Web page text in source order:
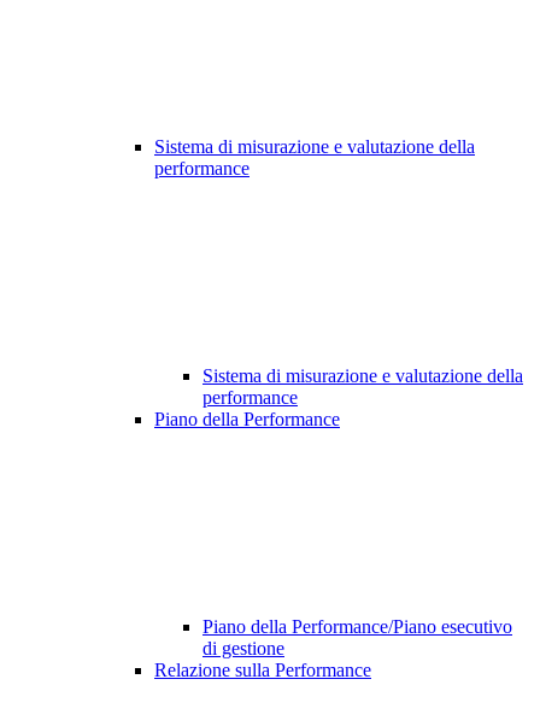
Sistema di misurazione e valutazione della
performance
Sistema di misurazione e valutazione della
performance
Piano della Performance
Piano della Performance/Piano esecutivo
di gestione
Relazione sulla Performance